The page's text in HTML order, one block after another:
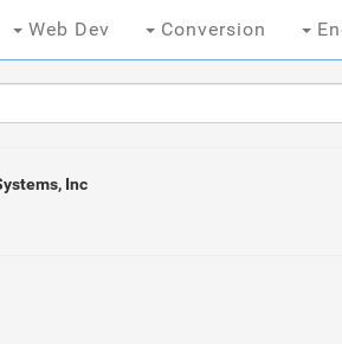
Web Dev Conversion
Inc